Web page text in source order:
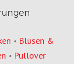
• Blusen &
• Pullover